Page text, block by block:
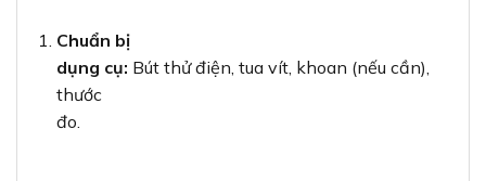
Chuẩn bị
dụng cụ: Bút thử điện, tua vít, khoan (nếu cần),
thước
đo.